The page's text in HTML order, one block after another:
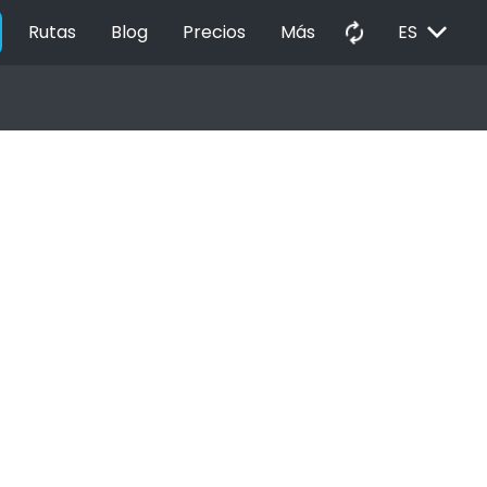
Rutas Blog Precios Más autorenew ES EXPAND_MORE